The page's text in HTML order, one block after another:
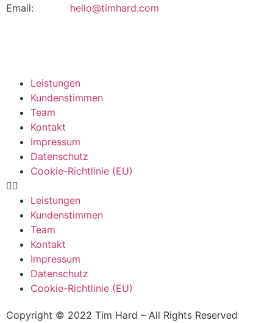
Email: hello@timhard.com
Leistungen
Kundenstimmen
Team
Kontakt
Impressum
Datenschutz
Cookie-Richtlinie (EU)
Leistungen
Kundenstimmen
Team
Kontakt
Impressum
Datenschutz
Cookie-Richtlinie (EU)
Copyright © 2022 Tim Hard – All Rights Reserved